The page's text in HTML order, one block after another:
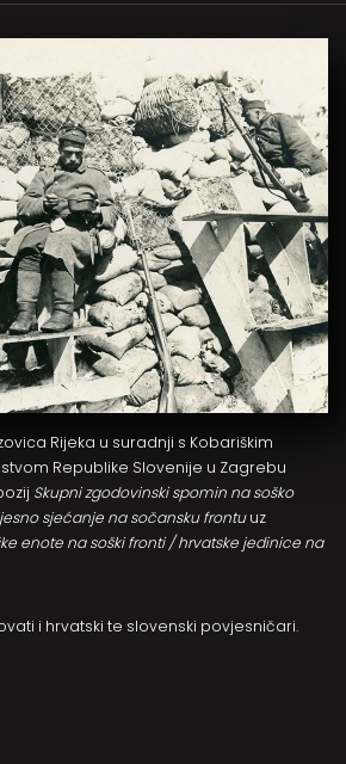
Rijeka u suradnji s Kobariškim
Republike Slovenije u Zagrebu
Skupni zgodovinski spomin na soško
sjećanje na sočansku frontuuz
enote na soški fronti / hrvatske jedinice na
i hrvatski te slovenski povjesničari.